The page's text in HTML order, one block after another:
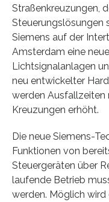
Straßenkreuzungen,
Steuerungslösungen
Siemens auf der
Amsterdam eine
Lichtsignalanlagen
neu entwickelter
werden Ausfallzeiten
Kreuzungen erhöht.
Die neue Siemens-
Funktionen von
Steuergeräten über
laufende Betrieb
werden. Möglich